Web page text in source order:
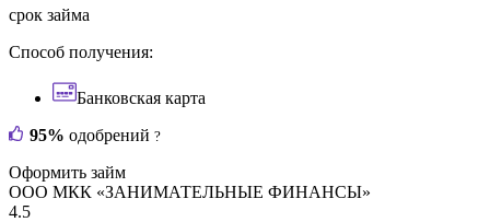
срок займа
Способ получения:
Банковская карта
95% одобрений ?
Оформить займ
ООО МКК «ЗАНИМАТЕЛЬНЫЕ ФИНАНСЫ»
4.5